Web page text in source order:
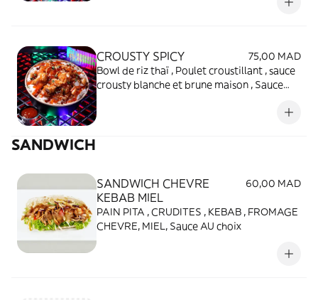
CROUSTY SPICY
75,00 MAD
Bowl de riz thaï , Poulet croustillant , sauce
crousty blanche et brune maison , Sauce
SANDWICH
SANDWICH CHEVRE
KEBAB MIEL
60,00 MAD
PAIN PITA , CRUDITES , KEBAB , FROMAGE
CHEVRE, MIEL, Sauce AU choix